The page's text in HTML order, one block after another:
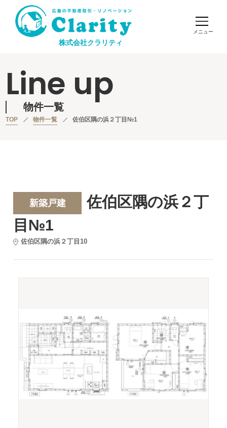
株式会社クラリティ
Line up
物件一覧
TOP 物件一覧 佐伯区隅の浜２丁目№1
新築戸建
佐伯区隅の浜２丁
目№1
佐伯区隅の浜２丁目10